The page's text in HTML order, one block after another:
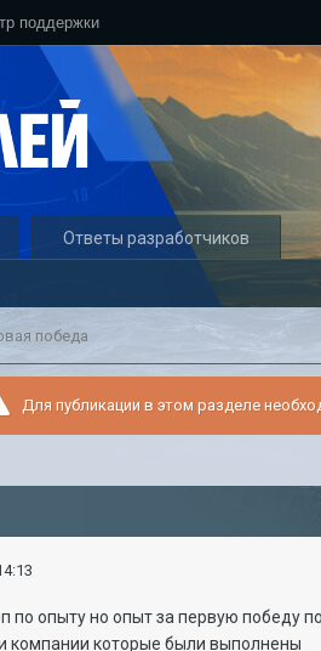
поддержки
Ответы разработчиков
победа
Для публикации в этом разделе
по опыту но опыт за первую победу
компании которые были выполнены